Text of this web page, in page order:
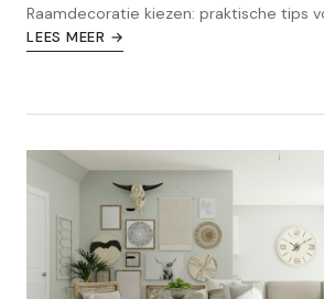
Raamdecoratie kiezen: praktische tips
LEES MEER →